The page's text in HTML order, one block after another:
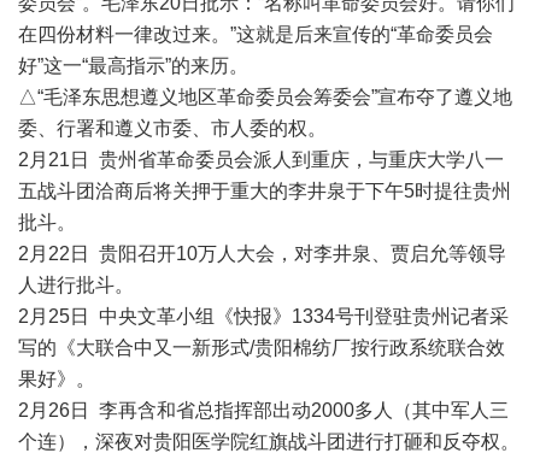
在四份材料一律改过来。”这就是后来宣传的“革命委员会
好”这一“最高指示”的来历。
△“毛泽东思想遵义地区革命委员会筹委会”宣布夺了遵义地
委、行署和遵义市委、市人委的权。
2月21日 贵州省革命委员会派人到重庆，与重庆大学八一
五战斗团洽商后将关押于重大的李井泉于下午5时提往贵州
批斗。
2月22日 贵阳召开10万人大会，对李井泉、贾启允等领导
人进行批斗。
2月25日 中央文革小组《快报》1334号刊登驻贵州记者采
写的《大联合中又一新形式/贵阳棉纺厂按行政系统联合效
果好》。
2月26日 李再含和省总指挥部出动2000多人（其中军人三
个连），深夜对贵阳医学院红旗战斗团进行打砸和反夺权。